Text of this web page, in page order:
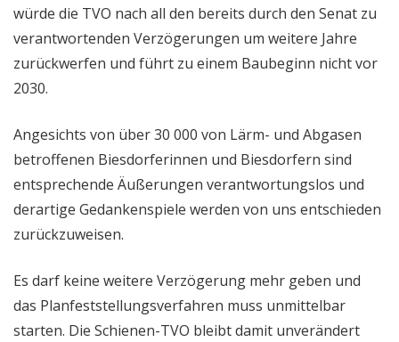
würde die TVO nach all den bereits durch den Senat zu
verantwortenden Verzögerungen um weitere Jahre
zurückwerfen und führt zu einem Baubeginn nicht vor
2030.
Angesichts von über 30 000 von Lärm- und Abgasen
betroffenen Biesdorferinnen und Biesdorfern sind
entsprechende Äußerungen verantwortungslos und
derartige Gedankenspiele werden von uns entschieden
zurückzuweisen.
Es darf keine weitere Verzögerung mehr geben und
das Planfeststellungsverfahren muss unmittelbar
starten. Die Schienen-TVO bleibt damit unverändert